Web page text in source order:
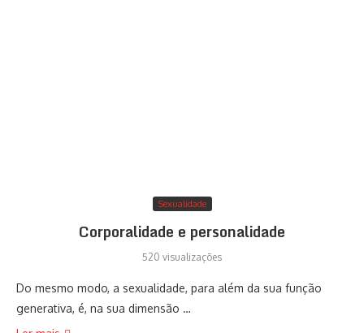
Sexualidade
Corporalidade e personalidade
520 visualizações
Do mesmo modo, a sexualidade, para além da sua função
generativa, é, na sua dimensão …